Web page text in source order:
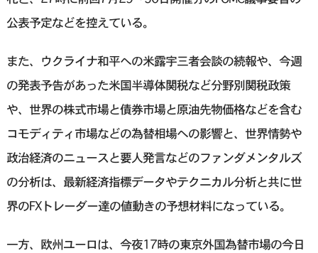
公表予定などを控えている。
また、ウクライナ和平への米露宇三者会談の続報や、今週
の発表予告があった米国半導体関税など分野別関税政策
や、世界の株式市場と債券市場と原油先物価格などを含む
コモディティ市場などの為替相場への影響と、世界情勢や
政治経済のニュースと要人発言などのファンダメンタルズ
の分析は、最新経済指標データやテクニカル分析と共に世
界のFXトレーダー達の値動きの予想材料になっている。
一方、欧州ユーロは、今夜17時の東京外国為替市場の今日